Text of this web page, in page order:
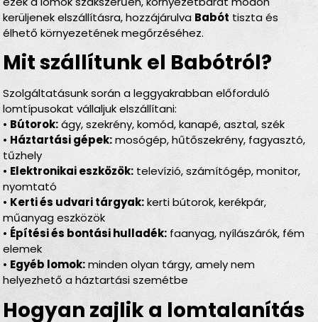
kerüljenek elszállításra, hozzájárulva Babót tiszta és
élhető környezetének megőrzéséhez.
Mit szállítunk el Babótról?
Szolgáltatásunk során a leggyakrabban előforduló
lomtípusokat vállaljuk elszállítani:
• Bútorok:ágy, szekrény, komód, kanapé, asztal, szék
• Háztartási gépek:mosógép, hűtőszekrény, fagyasztó,
tűzhely
• Elektronikai eszközök: televízió, számítógép, monitor,
nyomtató
• Kerti és udvari tárgyak:kerti bútorok, kerékpár,
műanyag eszközök
• Építési és bontási hulladék: faanyag, nyílászárók, fém
elemek
• Egyéb lomok:minden olyan tárgy, amely nem
helyezhető a háztartási szemétbe
Hogyan zajlik a lomtalanítás